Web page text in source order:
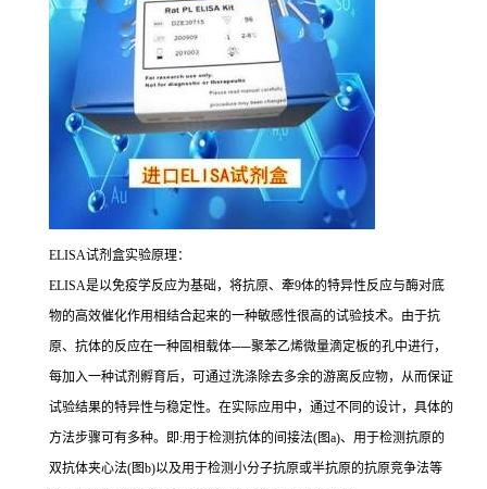
ELISA试剂盒实验原理：
ELISA是以免疫学反应为基础，将抗原、牽9体的特异性反应与酶对底
物的高效催化作用相结合起来的一种敏感性很高的试验技术。由于抗
原、抗体的反应在一种固相载体──聚苯乙烯微量滴定板的孔中进行，
每加入一种试剂孵育后，可通过洗涤除去多余的游离反应物，从而保证
试验结果的特异性与稳定性。在实际应用中，通过不同的设计，具体的
方法步骤可有多种。即:用于检测抗体的间接法(图a)、用于检测抗原的
双抗体夹心法(图b)以及用于检测小分子抗原或半抗原的抗原竞争法等